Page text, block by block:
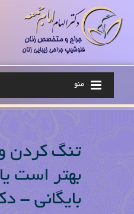
منو
تنگ کردن
بهتر است
بایگانی -